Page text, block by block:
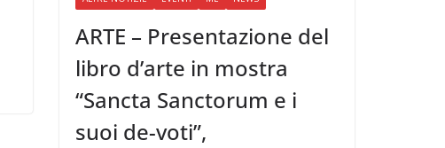
ARTE – Presentazione del
libro d’arte in mostra
“Sancta Sanctorum e i
suoi de-voti”,